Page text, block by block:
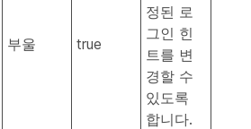
부울 true
정된 로
그인 힌
트를 변
경할 수
있도록
합니다.